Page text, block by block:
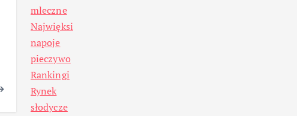
mleczne
Najwięksi
napoje
pieczywo
Rankingi
Rynek
słodycze